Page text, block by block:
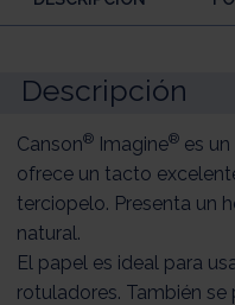
Descripción
Canson® Imagine® es
ofrece un tacto
terciopelo. Presenta un
natural.
El papel es ideal para
rotuladores. También